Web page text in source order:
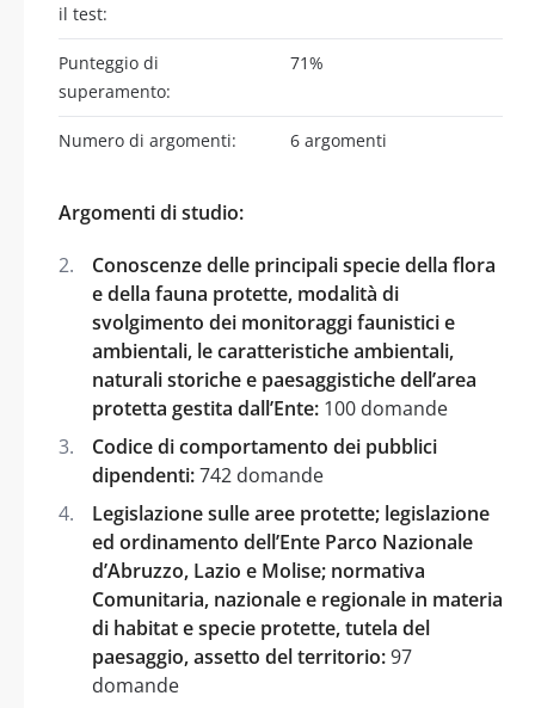
il test:
Punteggio di
superamento:
71%
Numero di argomenti: 6 argomenti
Argomenti di studio:
Conoscenze delle principali specie della flora
e della fauna protette, modalità di
svolgimento dei monitoraggi faunistici e
ambientali, le caratteristiche ambientali,
naturali storiche e paesaggistiche dell’area
protetta gestita dall’Ente: 100 domande
Codice di comportamento dei pubblici
dipendenti:742 domande
Legislazione sulle aree protette; legislazione
ed ordinamento dell’Ente Parco Nazionale
d’Abruzzo, Lazio e Molise; normativa
Comunitaria, nazionale e regionale in materia
di habitat e specie protette, tutela del
paesaggio, assetto del territorio:97
domande